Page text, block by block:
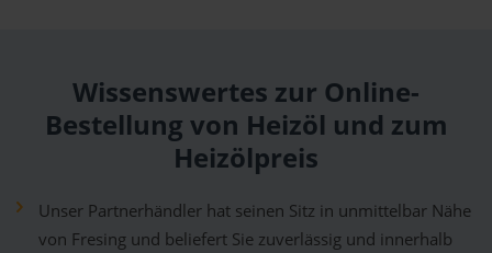
Wissenswertes zur Online-
Bestellung von Heizöl und zum
Heizölpreis
Unser Partnerhändler hat seinen Sitz in unmittelbar Nähe
von Fresing und beliefert Sie zuverlässig und innerhalb